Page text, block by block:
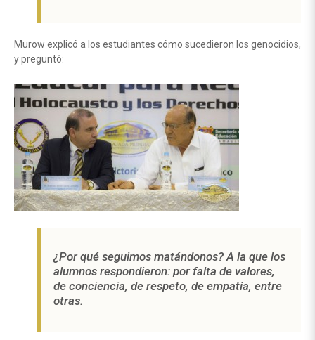
Murow explicó a los estudiantes cómo sucedieron los genocidios,
y preguntó:
¿Por qué seguimos matándonos? A la que los
alumnos respondieron: por falta de valores,
de conciencia, de respeto, de empatía, entre
otras.